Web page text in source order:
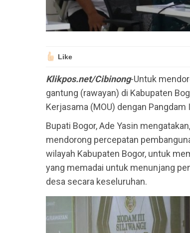
Like
Klikpos.net/Cibinong-Untuk
gantung (rawayan) di Kabupaten
Kerjasama (MOU) dengan
Bupati Bogor, Ade Yasin
mendorong percepatan
wilayah Kabupaten Bogor, untuk
yang memadai untuk menunjang
desa secara keseluruhan.